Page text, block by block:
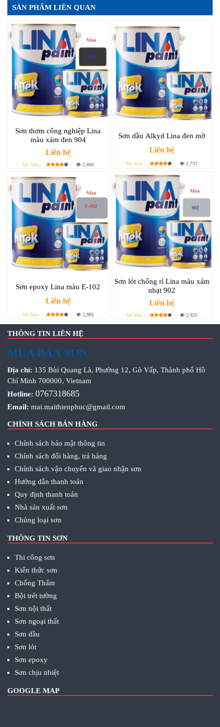
SẢN PHẨM LIÊN QUAN
Sơn thơm công nghiệp Lina
màu xám đen 904
Liên hệ
Ms Mai 2,866
Sơn dầu Alkyd Lina đen mờ
Liên hệ
Ms Mai 2,737
Sơn epoxy Lina màu E-102
Liên hệ
Ms Mai 2,885
Sơn lót chống rỉ Lina màu xám
nhạt 902
Liên hệ
Ms Mai 2,925
THÔNG TIN LIÊN HỆ
MUA BÁN SƠN
Địa chỉ: 135 Bùi Quang Là, Phường 12, Gò Vấp, Thành phố Hồ
Chí Minh 700000, Vietnam
Hotline: 0767318685
Email: mai.maithienphuc@gmail.com
CHÍNH SÁCH BÁN HÀNG
Chính sách bảo mật thông tin
Chính sách đổi hàng, trả hàng
Chính sách vận chuyển và giao nhận sơn
Hướng dẫn thanh toán
Quy định thanh toán
Nhà sản xuất sơn
Chủng loại sơn
THÔNG TIN SƠN
Thi công sơn
Kiến thức sơn
Chống Thấm
Bột trét tường
Sơn nội thất
Sơn ngoại thất
Sơn dầu
Sơn lót
Sơn epoxy
Sơn chịu nhiệt
GOOGLE MAP